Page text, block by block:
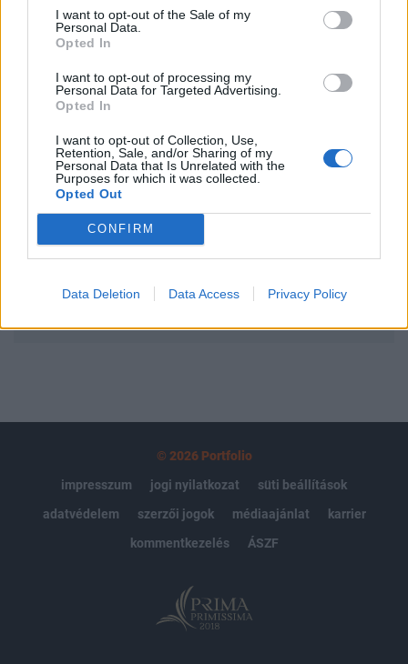
I want to opt-out of the Sale of my
Personal Data.
Opted In
I want to opt-out of processing my
Personal Data for Targeted Advertising.
Opted In
I want to opt-out of Collection, Use,
Retention, Sale, and/or Sharing of my
Personal Data that Is Unrelated with the
Purposes for which it was collected.
Opted Out
CONFIRM
Data Deletion Data Access Privacy Policy
KEDVES OLVASÓNK!
A keresett cikk a portfolio.hu hírarchívumához
tartozik, melynek olvasása előfizetéses
regisztrációhoz kötött.
Az előfizetés a következőket tartalmazza:
Portfolio.hu teljes cikkarchívum
Kötéslisták: BÉT elmúlt 2 év napon belüli
kötéslistái
Előfizetés
© 2026 Portfolio
impresszum
jogi nyilatkozat
süti beállítások
adatvédelem
szerzői jogok médiaajánlat
karrier
kommentkezelés
ÁSZF